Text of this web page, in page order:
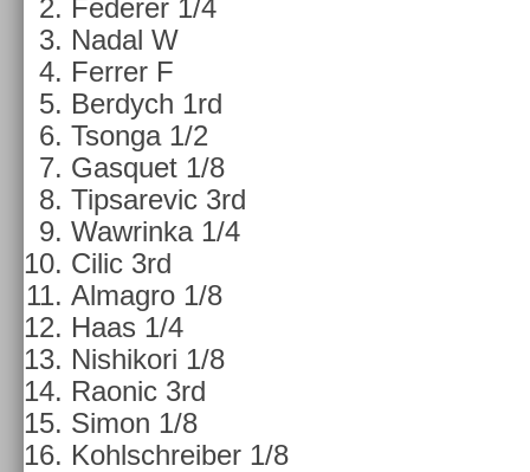
Feder­er 1/4
Nadal W
Ferr­er F
Be­rdych 1rd
Tson­ga 1/2
Gas­quet 1/8
Tip­sarevic 3rd
Waw­rinka 1/4
Cilic 3rd
Al­mag­ro 1/8
Haas 1/4
Nis­hikori 1/8
Raonic 3rd
Simon 1/8
Kohlschreib­er 1/8